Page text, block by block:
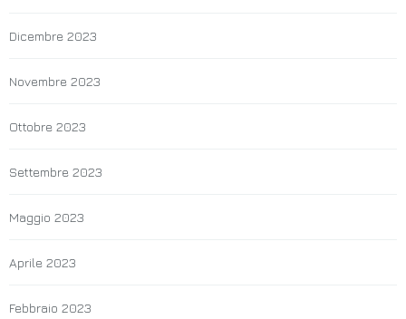
Dicembre 2023
Novembre 2023
Ottobre 2023
Settembre 2023
Maggio 2023
Aprile 2023
Febbraio 2023